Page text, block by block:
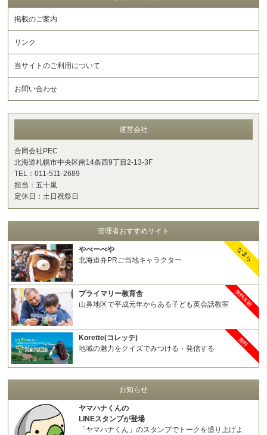
掲載のご案内
リンク
当サイトのご利用について
お問い合わせ
運営会社
合同会社PEC
北海道札幌市中央区南14条西9丁目2-13-3F
TEL：011-511-2689
担当：五十嵐
定休日：土日祝祭日
管理者おすすめサイト
やべーべや
北海道弁PRご当地キャラクター
なまら
プライマリー教育舎
山鼻地区で平成元年からある子ども英会話教室 無料体験
Korette(コレッテ)
地域の魅力をクイズでみつける・発信する
無料
お知らせ
ヤマハナくんの
LINEスタンプが登場
「ヤマハナくん」のスタンプでトークを盛り上げよ